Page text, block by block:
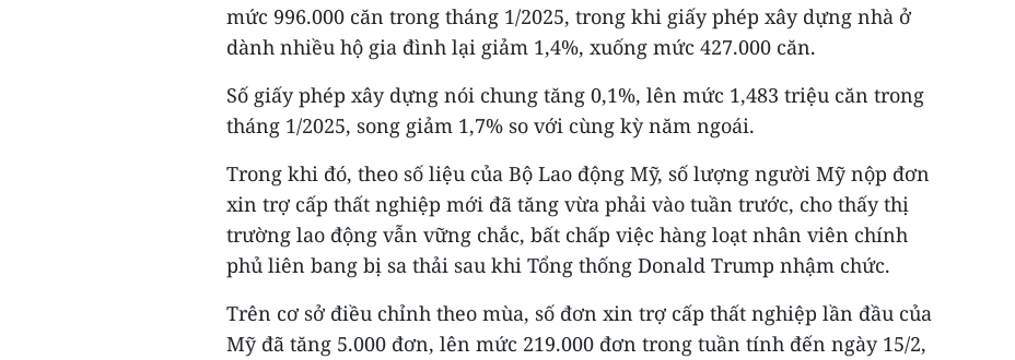
mức 996.000 căn trong tháng 1/2025, trong khi giấy phép xây dựng nhà ở
dành nhiều hộ gia đình lại giảm 1,4%, xuống mức 427.000 căn.
Số giấy phép xây dựng nói chung tăng 0,1%, lên mức 1,483 triệu căn trong
tháng 1/2025, song giảm 1,7% so với cùng kỳ năm ngoái.
Trong khi đó, theo số liệu của Bộ Lao động Mỹ, số lượng người Mỹ nộp đơn
xin trợ cấp thất nghiệp mới đã tăng vừa phải vào tuần trước, cho thấy thị
trường lao động vẫn vững chắc, bất chấp việc hàng loạt nhân viên chính
phủ liên bang bị sa thải sau khi Tổng thống Donald Trump nhậm chức.
Trên cơ sở điều chỉnh theo mùa, số đơn xin trợ cấp thất nghiệp lần đầu của
Mỹ đã tăng 5.000 đơn, lên mức 219.000 đơn trong tuần tính đến ngày 15/2,